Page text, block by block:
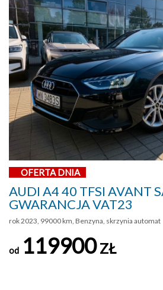
OFERTA DNIA
AUDI A4 40 TFSI AVANT
GWARANCJA VAT23
rok 2023, 99000 km, Benzyna, skrzynia automat
od 119900ZŁ